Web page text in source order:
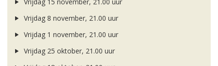
Vrijdag 15 november, 21.00 uur
Vrijdag 8 november, 21.00 uur
Vrijdag 1 november, 21.00 uur
Vrijdag 25 oktober, 21.00 uur